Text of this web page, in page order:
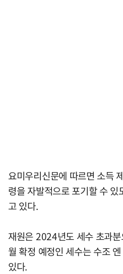
요미우리신문에 따르면 소득
령을 자발적으로 포기할 수
고 있다.
재원은 2024년도 세수 초과
월 확정 예정인 세수는 수조
있다.